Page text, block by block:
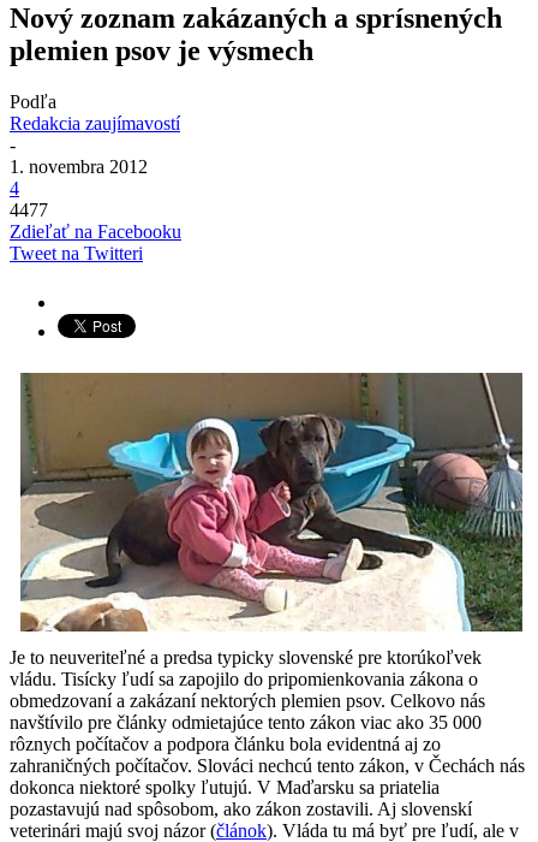
Nový zoznam zakázaných a sprísnených
plemien psov je výsmech
Podľa
Redakcia zaujímavostí
-
1. novembra 2012
4
4477
Zdieľať na Facebooku
Tweet na Twitteri
Je to neuveriteľné a predsa typicky slovenské pre ktorúkoľvek
vládu. Tisícky ľudí sa zapojilo do pripomienkovania zákona o
obmedzovaní a zakázaní nektorých plemien psov. Celkovo nás
navštívilo pre články odmietajúce tento zákon viac ako 35 000
rôznych počítačov a podpora článku bola evidentná aj zo
zahraničných počítačov. Slováci nechcú tento zákon, v Čechách nás
dokonca niektoré spolky ľutujú. V Maďarsku sa priatelia
pozastavujú nad spôsobom, ako zákon zostavili. Aj slovenskí
veterinári majú svoj názor (článok). Vláda tu má byť pre ľudí, ale v